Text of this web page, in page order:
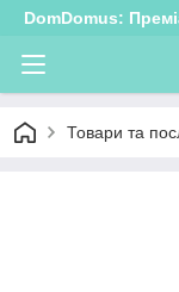
DomDomus:
Товари та